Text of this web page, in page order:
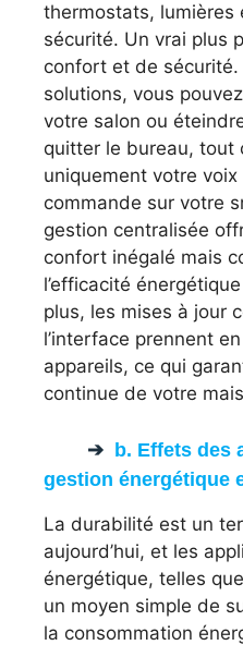
thermostats, lumières
sécurité. Un vrai plus
confort et de sécurité.
solutions, vous
votre salon ou
quitter le bureau, tout
uniquement votre voix
commande sur votre
gestion centralisée
confort inégalé mais
l’efficacité
plus, les mises à jour
l’interface prennent
appareils, ce qui
continue de votre
b. Effets des
gestion énergétique
La durabilité est un
aujourd’hui, et les
énergétique, telles que
un moyen simple de
la consommation